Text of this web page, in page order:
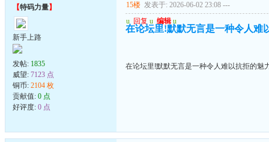
【特码力量】
新手上路
发帖: 1835
威望: 7123 点
铜币: 2104 枚
贡献值: 0 点
好评度: 0 点
15楼 发表于: 2026-06-02 23:08 ---
u 回复 u 编辑 u
在论坛里!默默无言是一种令人难
在论坛里!默默无言是一种令人难以抗拒的魅